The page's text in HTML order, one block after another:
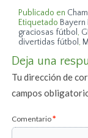
Publicado en
Etiquetado Bayern
graciosas fútbol ,
divertidas fútbol ,
Deja una
Tu dirección de
campos
Comentario*